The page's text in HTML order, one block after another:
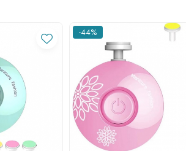
-44%